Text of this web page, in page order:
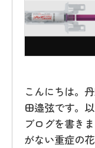
こんにちは。
田邉弦です。
ブログを書き
がない重症の